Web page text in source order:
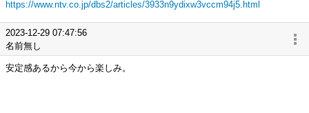
https://www.ntv.co.jp/dbs2/articles/3933n9ydixw3vccm94j5.html
2023-12-29 07:47:56
名前無し
安定感あるから今から楽しみ。